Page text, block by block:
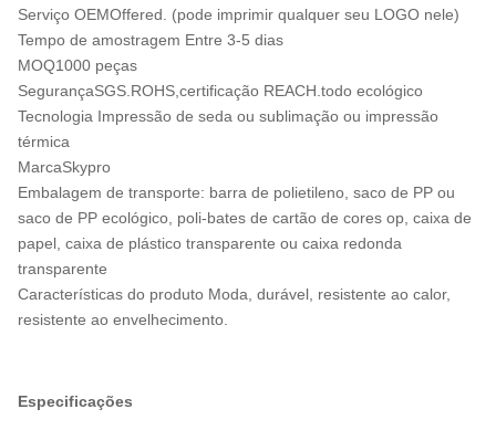
Serviço OEMOffered. (pode imprimir qualquer seu LOGO nele)
Tempo de amostragem Entre 3-5 dias
MOQ1000 peças
SegurançaSGS.ROHS,certificação REACH.todo ecológico
Tecnologia Impressão de seda ou sublimação ou impressão
térmica
MarcaSkypro
Embalagem de transporte: barra de polietileno, saco de PP ou
saco de PP ecológico, poli-bates de cartão de cores op, caixa de
papel, caixa de plástico transparente ou caixa redonda
transparente
Características do produto Moda, durável, resistente ao calor,
resistente ao envelhecimento.
Especificações